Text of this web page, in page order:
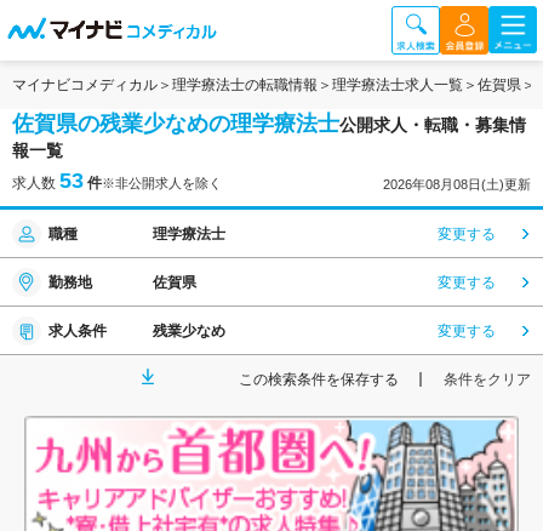
マイナビコメディカル 理学療法士の転職情報 理学療法士求人一覧 佐賀県
佐賀県の残業少なめの理学療法士公開求人・転職・募集情
報一覧
求人数 53 件※非公開求人を除く 2026年08月08日(土)更新
職種 理学療法士 変更する
勤務地 佐賀県 変更する
求人条件 残業少なめ 変更する
この検索条件を保存する 条件をクリア